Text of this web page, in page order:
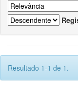
Resultado 1-1 de 1.